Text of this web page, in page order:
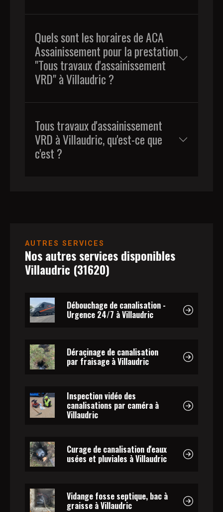
Quels sont les horaires de ACA
Assainissement pour la prestation
"Tous travaux d'assainissement
VRD" à Villaudric ?
Tous travaux d'assainissement
VRD à Villaudric, qu'est-ce que
c'est ?
AUTRES SERVICES
Nos autres services disponibles
Villaudric (31620)
Débouchage de canalisation -
Urgence 24/7 à Villaudric
Déraçinage de canalisation
par fraisage à Villaudric
Inspection vidéo des
canalisations par caméra à
Villaudric
Curage de canalisation d'eaux
usées et pluviales à Villaudric
Vidange fosse septique, bac à
graisse à Villaudric